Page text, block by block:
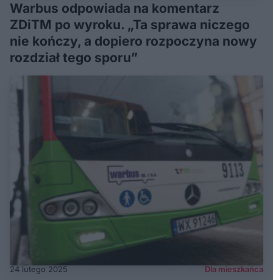
Warbus odpowiada na komentarz
ZDiTM po wyroku. „Ta sprawa niczego
nie kończy, a dopiero rozpoczyna nowy
rozdział tego sporu”
24 lutego 2025 Dla mieszkańca